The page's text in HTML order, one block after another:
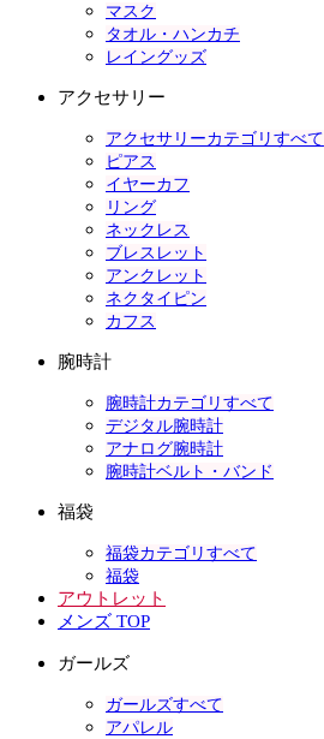
マスク
タオル・ハンカチ
レイングッズ
アクセサリー
アクセサリーカテゴリすべて
ピアス
イヤーカフ
リング
ネックレス
ブレスレット
アンクレット
ネクタイピン
カフス
腕時計
腕時計カテゴリすべて
デジタル腕時計
アナログ腕時計
腕時計ベルト・バンド
福袋
福袋カテゴリすべて
福袋
アウトレット
メンズ TOP
ガールズ
ガールズすべて
アパレル